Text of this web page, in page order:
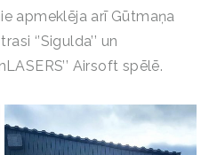
apmeklēja arī Gūtmaņa
‘’Sigulda’’ un
Airsoft spēlē.